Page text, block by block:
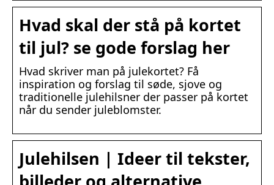
Hvad skal der stå på kortet
til jul? se gode forslag her
Hvad skriver man på julekortet? Få
inspiration og forslag til søde, sjove og
traditionelle julehilsner der passer på kortet
når du sender juleblomster.
Julehilsen | Ideer til tekster,